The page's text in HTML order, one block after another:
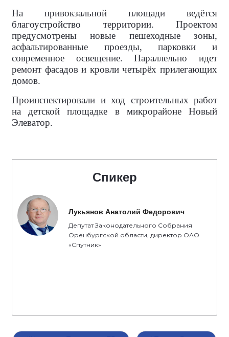
На привокзальной площади ведётся
благоустройство территории. Проектом
предусмотрены новые пешеходные зоны,
асфальтированные проезды, парковки и
современное освещение. Параллельно идет
ремонт фасадов и кровли четырёх прилегающих
домов.
Проинспектировали и ход строительных работ
на детской площадке в микрорайоне Новый
Элеватор.
Спикер
Лукьянов Анатолий Федорович
Депутат Законодательного Собрания
Оренбургской области, директор ОАО
«Спутник»